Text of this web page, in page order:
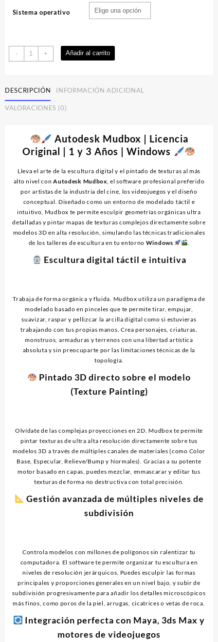
Sistema operativo
-
Autodesk
Mudbox
cantidad
+ Añadir al carrito
DESCRIPCIÓN INFORMACIÓN ADICIONAL
VALORACIONES (0)
Autodesk Mudbox | Licencia
Original | 1 y 3 Años | Windows
Lleva el arte de la escultura digital y el pintado de texturas al más
alto nivel conAutodesk Mudbox , el software profesional preferido
por artistas de la industria del cine, los videojuegos y el diseño
conceptual. Diseñado como un entorno de modelado táctil e
intuitivo, Mudbox te permite esculpir geometrías orgánicas ultra
detalladas y pintar mapas de texturas complejos directamente sobre
modelos 3D en alta resolución, simulando las técnicas tradicionales
de los talleres de escultura en tu entorno Windows
Escultura digital táctil e intuitiva
Trabaja de forma orgánica y fluida. Mudbox utiliza un paradigma de
modelado basado en pinceles que te permite tirar, empujar,
suavizar, raspar y pellizcar la arcilla digital como si estuvieras
trabajando con tus propias manos. Crea personajes, criaturas,
monstruos, armaduras y terrenos con una libertad artística
absoluta y sin preocuparte por las limitaciones técnicas de la
topología.
Pintado 3D directo sobre el modelo
(Texture Painting)
Olvídate de las complejas proyecciones en 2D. Mudbox te permite
pintar texturas de ultra alta resolución directamente sobre tus
modelos 3D a través de múltiples canales de materiales (como Color
Base, Especular, Relieve/Bump y Normales). Gracias a su potente
motor basado en capas, puedes mezclar, enmascarar y editar tus
texturas de forma no destructiva con total precisión.
Gestión avanzada de múltiples niveles de
subdivisión
Controla modelos con millones de polígonos sin ralentizar tu
computadora. El software te permite organizar tu escultura en
niveles de resolución jerárquicos. Puedes esculpir las formas
principales y proporciones generales en un nivel bajo, y subir de
subdivisión progresivamente para añadir los detalles microscópicos
más finos, como poros de la piel, arrugas, cicatrices o vetas de roca.
Integración perfecta con Maya, 3ds Max y
motores de videojuegos